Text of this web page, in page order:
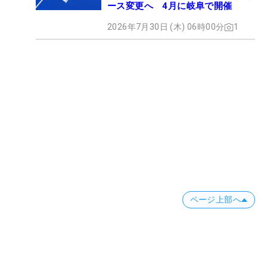
ース変更へ 4月に岐阜で開催
2026年7月30日 (木) 06時00分 1
ページ上部へ